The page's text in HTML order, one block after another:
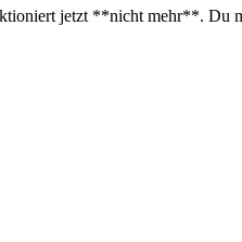
jetzt **nicht mehr**. Du